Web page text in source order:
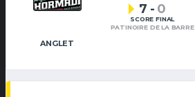
ANGLET
7 - 0
SCORE FINAL
PATINOIRE DE LA BARRE